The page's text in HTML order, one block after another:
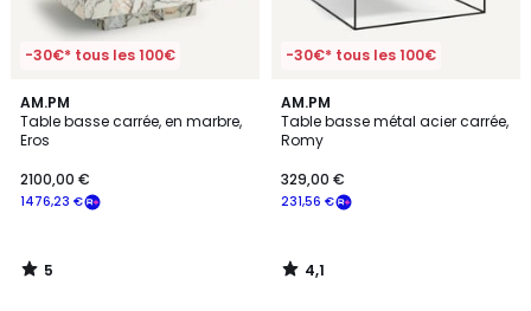
-30€* tous les 100€
AM.PM
Table basse carrée, en marbre,
Eros
1476,23 €
2100,00 €
5
/
5
5
/
-30€* tous les 100€
AM.PM
Table basse métal acier carrée,
Romy
231,56 €
329,00 €
4,1
/ 5
4,1
/